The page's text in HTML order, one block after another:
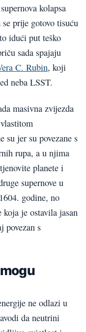
kolapsa
prije gotovo tisuću
idući put teško
sada spajaju
C. Rubin, koji
neba LSST.
masivna zvijezda
su jer su povezane s
rupa, a u njima
planete i
supernove u
godine, no
koja je ostavila jasan
povezan s
ne odlazi u
da neutrini